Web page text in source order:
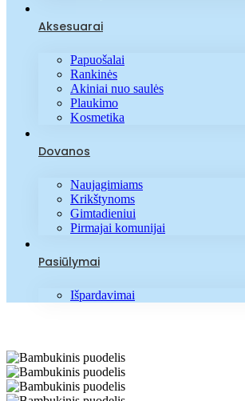
Aksesuarai
Papuošalai
Rankinės
Akiniai nuo saulės
Plaukimo
Kosmetika
Dovanos
Naujagimiams
Krikštynoms
Gimtadieniui
Pirmajai komunijai
Pasiūlymai
Išpardavimai